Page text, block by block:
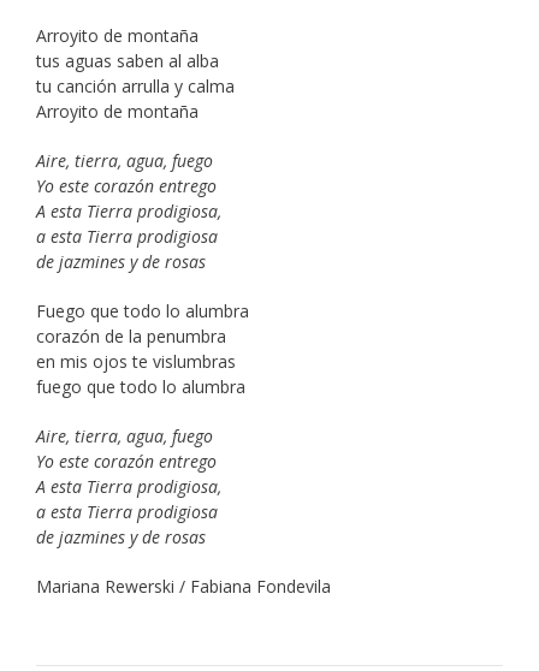
Arroyito de montaña
tus aguas saben al alba
tu canción arrulla y calma
Arroyito de montaña
Aire, tierra, agua, fuego
Yo este corazón entrego
A esta Tierra prodigiosa,
a esta Tierra prodigiosa
de jazmines y de rosas
Fuego que todo lo alumbra
corazón de la penumbra
en mis ojos te vislumbras
fuego que todo lo alumbra
Aire, tierra, agua, fuego
Yo este corazón entrego
A esta Tierra prodigiosa,
a esta Tierra prodigiosa
de jazmines y de rosas
Mariana Rewerski / Fabiana Fondevila